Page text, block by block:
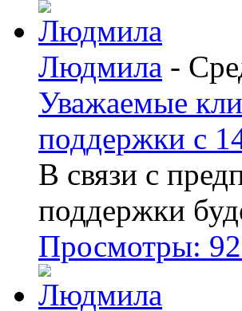
Людмила -
Уважаемые
поддержки с
В связи с
поддержки
Просмотры: